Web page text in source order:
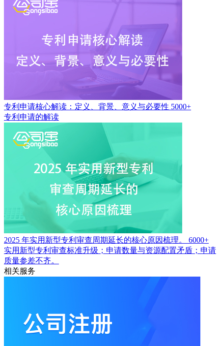
专利申请核心解读：定义、背景、意义与必要性 5000+
专利申请的解读
2025 年实用新型专利审查周期延长的核心原因梳理。
6000+
实用新型专利审查标准升级；申请数量与资源配置矛盾；申请
质量参差不齐。
相关服务